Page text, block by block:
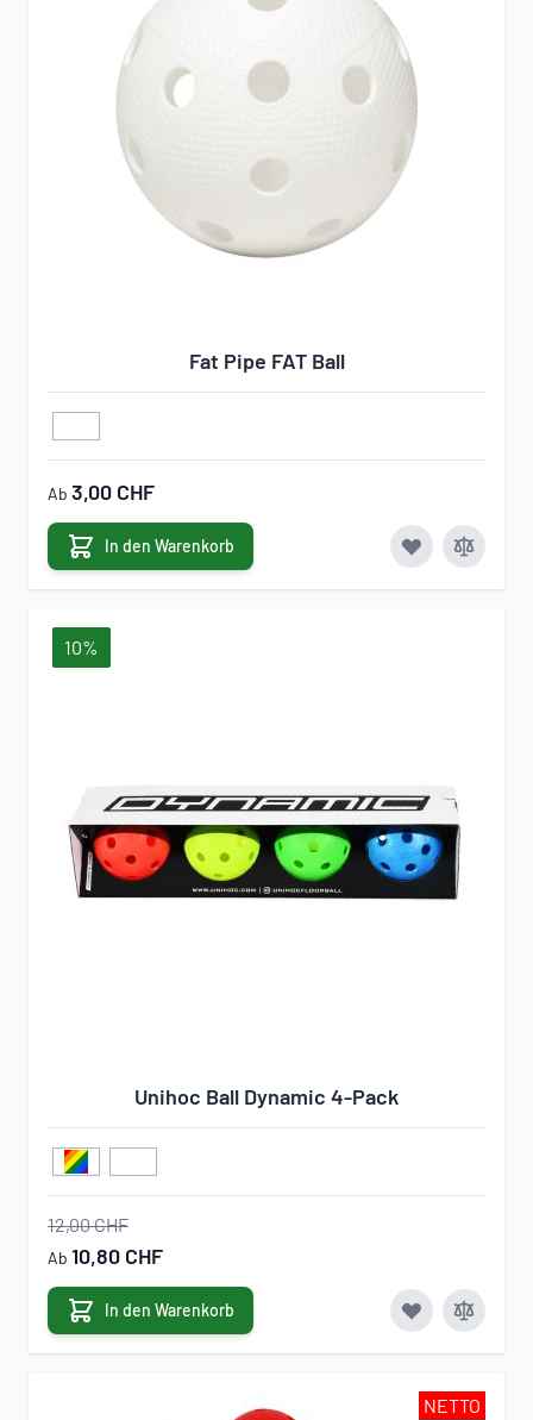
Fat Pipe FAT Ball
Ab 3,00 CHF
In den Warenkorb
10%
Unihoc Ball Dynamic 4-Pack
12,00 CHF
Ab 10,80 CHF
In den Warenkorb
NETTO